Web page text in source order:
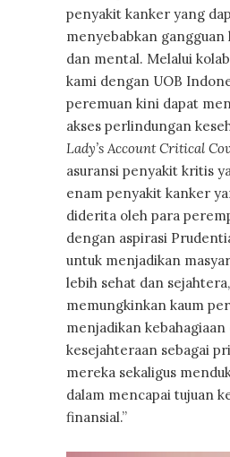
penyakit kanker yang
menyebabkan gangguan
dan mental. Melalui
kami dengan UOB
peremuan kini dapat
akses perlindungan
Lady’s Account Critical
asuransi penyakit kritis
enam penyakit kanker
diderita oleh para
dengan aspirasi
untuk menjadikan
lebih sehat dan
memungkinkan kaum
menjadikan kebahagiaan
kesejahteraan sebagai
mereka sekaligus
dalam mencapai tujuan
finansial.”